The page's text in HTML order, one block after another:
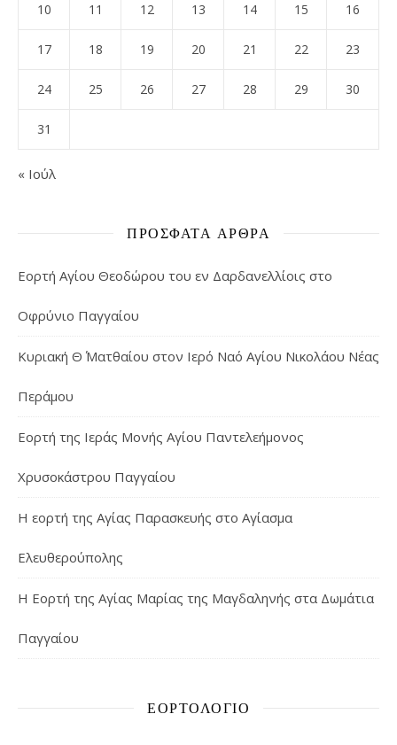
10 11 12 13 14 15 16
17 18 19 20 21 22 23
24 25 26 27 28 29 30
31
« Ιούλ
ΠΡΌΣΦΑΤΑ ΆΡΘΡΑ
Εορτή Αγίου Θεοδώρου του εν Δαρδανελλίοις στο
Οφρύνιο Παγγαίου
Κυριακή Θ΄ Ματθαίου στον Ιερό Ναό Αγίου Νικολάου Νέας
Περάμου
Εορτή της Ιεράς Μονής Αγίου Παντελεήμονος
Χρυσοκάστρου Παγγαίου
Η εορτή της Αγίας Παρασκευής στο Αγίασμα
Ελευθερούπολης
H Εορτή της Αγίας Μαρίας της Μαγδαληνής στα Δωμάτια
Παγγαίου
ΕΟΡΤΟΛΌΓΙΟ